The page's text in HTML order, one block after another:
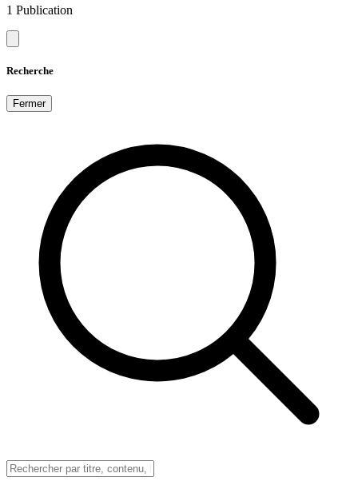
1 Publication
Recherche
Fermer